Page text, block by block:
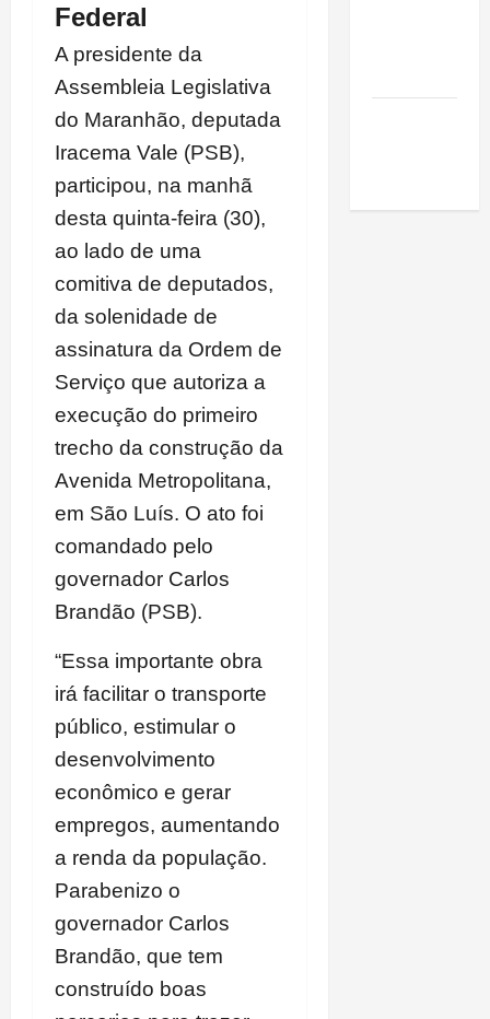
Federal
A presidente da
Assembleia Legislativa
do Maranhão, deputada
Iracema Vale (PSB),
participou, na manhã
desta quinta-feira (30),
ao lado de uma
comitiva de deputados,
da solenidade de
assinatura da Ordem de
Serviço que autoriza a
execução do primeiro
trecho da construção da
Avenida Metropolitana,
em São Luís. O ato foi
comandado pelo
governador Carlos
Brandão (PSB).
“Essa importante obra
irá facilitar o transporte
público, estimular o
desenvolvimento
econômico e gerar
empregos, aumentando
a renda da população.
Parabenizo o
governador Carlos
Brandão, que tem
construído boas